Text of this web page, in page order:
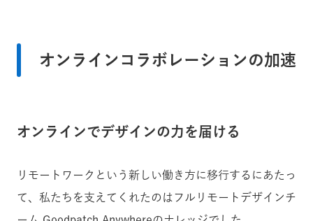
オンラインコラボレーションの加速
オンラインでデザインの力を届ける
リモートワークという新しい働き方に移行するにあたっ
て、私たちを支えてくれたのはフルリモートデザインチ